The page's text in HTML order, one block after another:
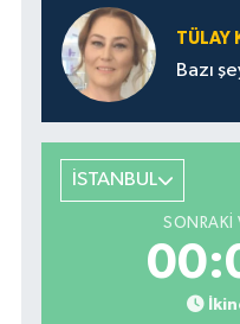
TÜLAY
Bazı
İSTANBUL
SONRAKI